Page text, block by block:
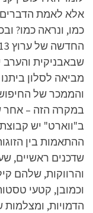
אלא לאמת
כמו, ונראה כמו?
שבאבניקית
מביאה לסלון
והממכר של
במקרה הזה – אחר
ב"ווארט" יש
ההתאמות בין
שדכנים ראשיים,
והרווקות, שלהם
וכמובן, קטעי
הדמויות, ומצלמות